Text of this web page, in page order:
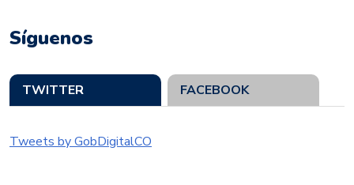
Síguenos
TWITTER FACEBOOK
Tweets by GobDigitalCO